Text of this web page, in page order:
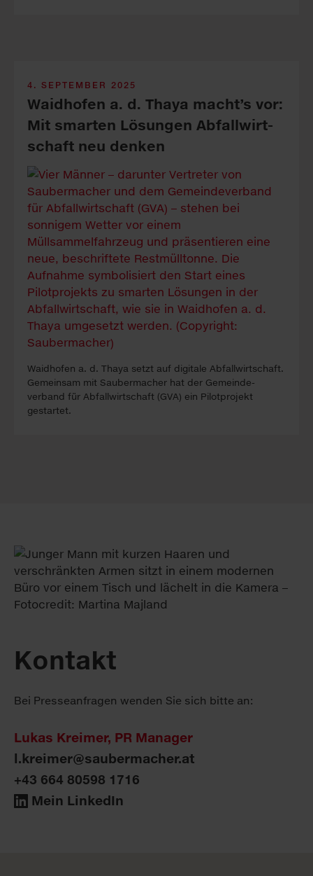
4. SEPTEMBER 2025
Waid­ho­fen a. d. Tha­ya macht’s vor:
Mit smar­ten Lö­sun­gen Ab­fall­wirt­
schaft neu den­ken
Waidhofen a. d. Thaya setzt auf digi­tale Abfall­wirt­schaft.
Gemein­sam mit Sauber­macher hat der Gemeinde­
verband für Ab­fall­wirtschaft (GVA) ein Pilot­projekt
gestartet.
Kontakt
Bei Presseanfragen wenden Sie sich bitte an:
Lukas Kreimer, PR Manager
l.kreimer@saubermacher.at
+43 664 80598 1716
Mein LinkedIn